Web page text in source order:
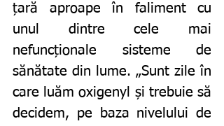
țară aproape în faliment cu
unul dintre cele mai
nefuncționale sisteme de
sănătate din lume. „Sunt zile în
care luăm oxigenyl și trebuie să
decidem, pe baza nivelului de